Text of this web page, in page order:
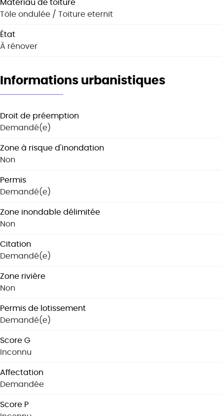
Matériau de toiture
Töle ondulée / Toiture eternit
État
À rénover
Informations urbanistiques
Droit de préemption
Demandé(e)
Zone à risque d'inondation
Non
Permis
Demandé(e)
Zone inondable délimitée
Non
Citation
Demandé(e)
Zone rivière
Non
Permis de lotissement
Demandé(e)
Score G
Inconnu
Affectation
Demandée
Score P